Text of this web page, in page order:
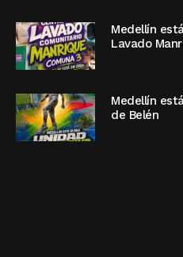
Medellín
Lavado
Medellín
de Belén